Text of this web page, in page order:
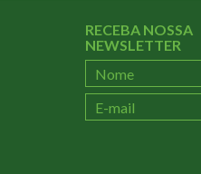
RECEBA NOSSA
NEWSLETTER